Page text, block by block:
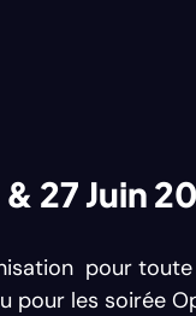
27 Juin
pour
pour les soirée